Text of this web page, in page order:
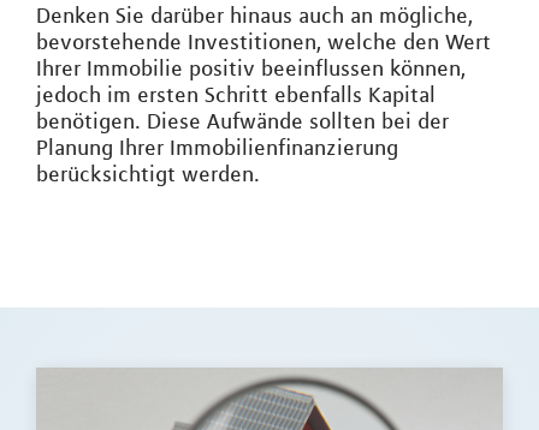
Denken Sie darüber hinaus auch an mögliche,
bevorstehende Investitionen, welche den Wert
Ihrer Immobilie positiv beeinflussen können,
jedoch im ersten Schritt ebenfalls Kapital
benötigen. Diese Aufwände sollten bei der
Planung Ihrer Immobilienfinanzierung
berücksichtigt werden.